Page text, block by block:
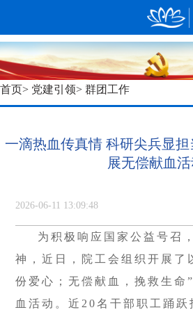
首页> 党建引领> 群团工作
一滴热血传真情 科研尖兵显
展无偿献血
2026-06-11 13:09:48
为积极响应国家公益号召
神，近日，院工会组织开展了
份爱心；无偿献血，挽救生命
血活动。近20名干部职工踊跃